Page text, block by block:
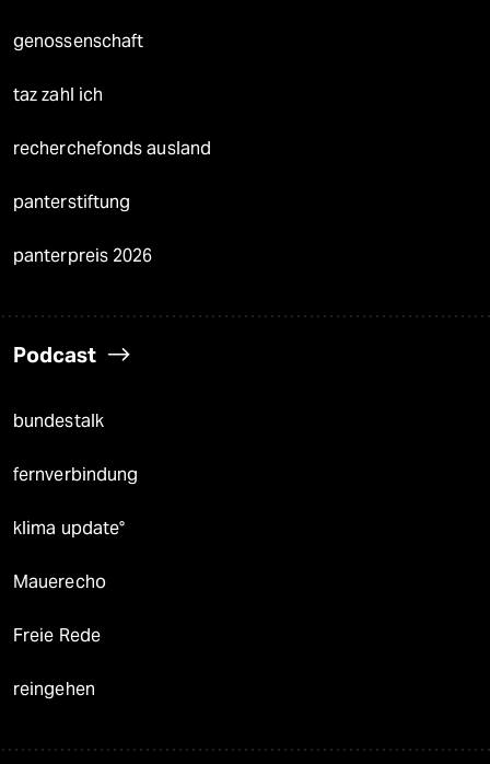
genossenschaft
taz zahl ich
recherchefonds ausland
panterstiftung
panterpreis 2026
Podcast
bundestalk
fernverbindung
klima update°
Mauerecho
Freie Rede
reingehen